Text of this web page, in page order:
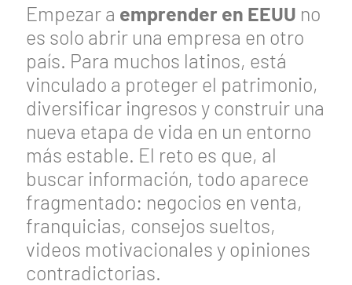
Empezar a emprender en EEUU no
es solo abrir una empresa en otro
país. Para muchos latinos, está
vinculado a proteger el patrimonio,
diversificar ingresos y construir una
nueva etapa de vida en un entorno
más estable. El reto es que, al
buscar información, todo aparece
fragmentado: negocios en venta,
franquicias, consejos sueltos,
videos motivacionales y opiniones
contradictorias.